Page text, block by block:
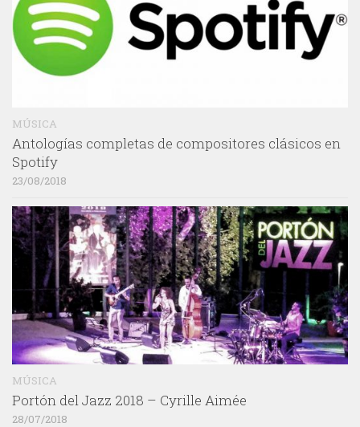
MÚSICA
Antologías completas de compositores clásicos en
Spotify
23/08/2018
MÚSICA
Portón del Jazz 2018 – Cyrille Aimée
28/07/2018